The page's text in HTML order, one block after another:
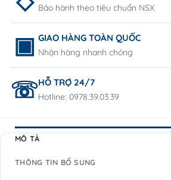
Bảo hành theo tiêu chuẩn NSX
GIAO HÀNG TOÀN QUỐC
Nhận hàng nhanh chóng
HỖ TRỢ 24/7
Hotline: 0978.39.03.39
MÔ TẢ
THÔNG TIN BỔ SUNG